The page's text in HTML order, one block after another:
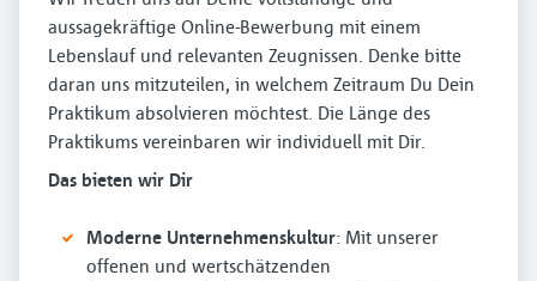
aussagekräftige Online-Bewerbung mit einem
Lebenslauf und relevanten Zeugnissen. Denke bitte
daran uns mitzuteilen, in welchem Zeitraum Du Dein
Praktikum absolvieren möchtest. Die Länge des
Praktikums vereinbaren wir individuell mit Dir.
Das bieten wir Dir
Moderne Unternehmenskultur: Mit unserer
offenen und wertschätzenden